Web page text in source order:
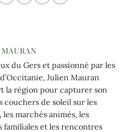
du Gers et passionné par les
Julien Mauran
la région pour capturer son
couchers de soleil sur les
les marchés animés, les
familiales et les rencontres